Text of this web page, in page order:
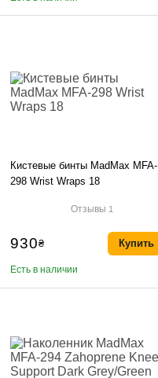
Кистевые бинты MadMax MFA-
298 Wrist Wraps 18
Отзывы 1
930₴
Есть в наличии
Купить